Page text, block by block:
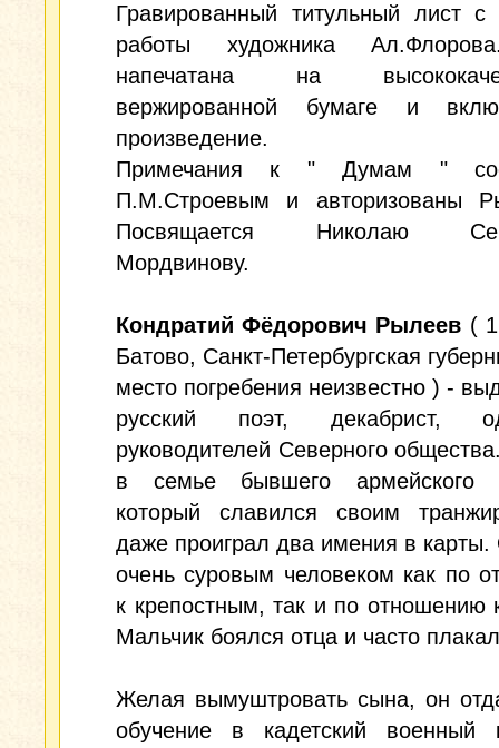
Гравированный титульный лист с
работы художника
напечатана на
вержированной бумаге и
произведение.
Примечания к " Думам "
П.М.Строевым и авторизованы
Посвящается Николаю
Мордвинову.
Кондратий Фёдорович Рылеев (
Батово, Санкт-Петербургская
место погребения неизвестно ) -
русский поэт, декабрист,
руководителей Северного
в семье бывшего армейского
который славился своим
даже проиграл два имения в
очень суровым человеком как по
к крепостным, так и по отношению
Мальчик боялся отца и часто
Желая вымуштровать сына, он
обучение в кадетский военный